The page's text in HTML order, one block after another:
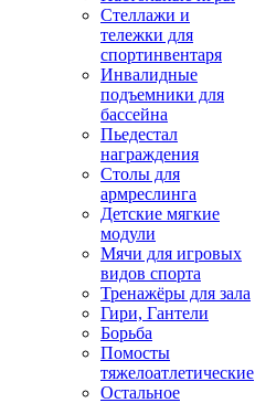
Стеллажи и
тележки для
спортинвентаря
Инвалидные
подъемники для
бассейна
Пьедестал
награждения
Столы для
армреслинга
Детские мягкие
модули
Мячи для игровых
видов спорта
Тренажёры для зала
Гири, Гантели
Борьба
Помосты
тяжелоатлетические
Остальное